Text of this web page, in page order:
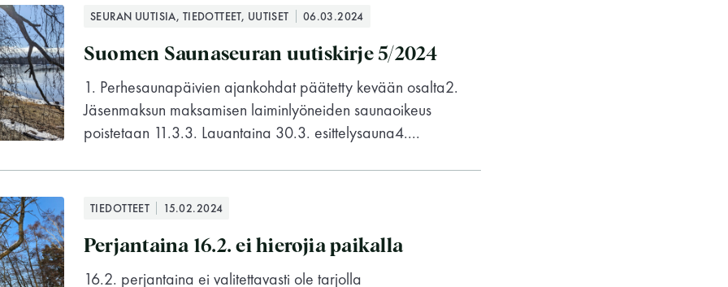
YHTEYSTIEDOT
SEURAN UUTISIA, TIEDOTTEET, UUTISET 06.03.2024
Suomen Saunaseuran uutiskirje 5/2024
1. Perhesaunapäivien ajankohdat päätetty kevään osalta2.
Jäsenmaksun maksamisen laiminlyöneiden saunaoikeus
poistetaan 11.3.3. Lauantaina 30.3. esittelysauna4....
TIEDOTTEET 15.02.2024
Perjantaina 16.2. ei hierojia paikalla
16.2. perjantaina ei valitettavasti ole tarjolla